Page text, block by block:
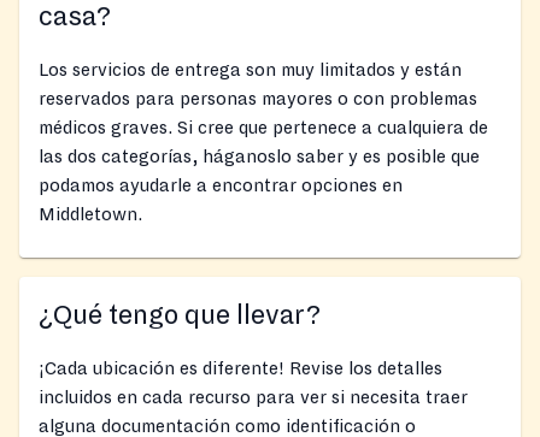
casa?
Los servicios de entrega son muy limitados y están
reservados para personas mayores o con problemas
médicos graves. Si cree que pertenece a cualquiera de
las dos categorías, háganoslo saber y es posible que
podamos ayudarle a encontrar opciones en
Middletown.
¿Qué tengo que llevar?
¡Cada ubicación es diferente! Revise los detalles
incluidos en cada recurso para ver si necesita traer
alguna documentación como identificación o